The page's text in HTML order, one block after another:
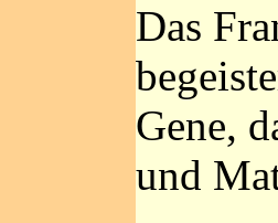
Das
Gene,
und